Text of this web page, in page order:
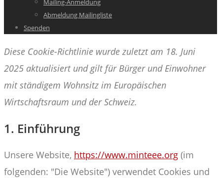
Mailing-Anmeldung
Abmeldung Mailingliste
Spenden
Diese Cookie-Richtlinie wurde zuletzt am 18. Juni
2025 aktualisiert und gilt für Bürger und Einwohner
mit ständigem Wohnsitz im Europäischen
Wirtschaftsraum und der Schweiz.
1. Einführung
Unsere Website, https://www.minteee.org (im
folgenden: "Die Website") verwendet Cookies und